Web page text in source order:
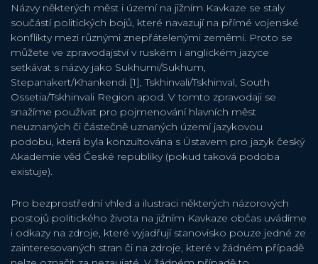
Názvy některých měst i území na jižním Kavkaze se staly
součástí politických bojů, které navazují na přímé vojenské
konflikty mezi různými znepřátelenými zeměmi. Proto se
můžete ve zpravodajství v ruském i anglickém jazyce
setkávat s názvy jako Sukhumi/Sukhum,
Stepanakert/Khankendi [1], Tskhinvali/Tskhinval, South
Ossetia/Tskhinvali Region apod. V tomto zpravodaji se
snažíme používat pro pojmenování hlavních měst
neuznaných či částečně uznaných území jazykovou
podobu, která byla konzultována s Ústavem pro jazyk český
Akademie věd České republiky (pokud taková podoba
existuje).
Pro bezprostřední vhled a ilustraci některých názorových
postojů politického života na jižním Kavkaze občas uvádíme
i odkazy na zdroje, které vyjadřují stanovisko pouze jedné ze
zainteresovaných stran či na zdroje, které v žádném případě